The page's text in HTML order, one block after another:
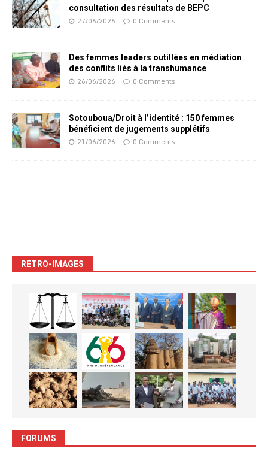
consultation des résultats de BEPC
27/06/2026 0 Comments
Des femmes leaders outillées en médiation
des conflits liés à la transhumance
26/06/2026 0 Comments
Sotouboua/Droit à l’identité : 150 femmes
bénéficient de jugements supplétifs
21/06/2026 0 Comments
RETRO-IMAGES
FORUMS